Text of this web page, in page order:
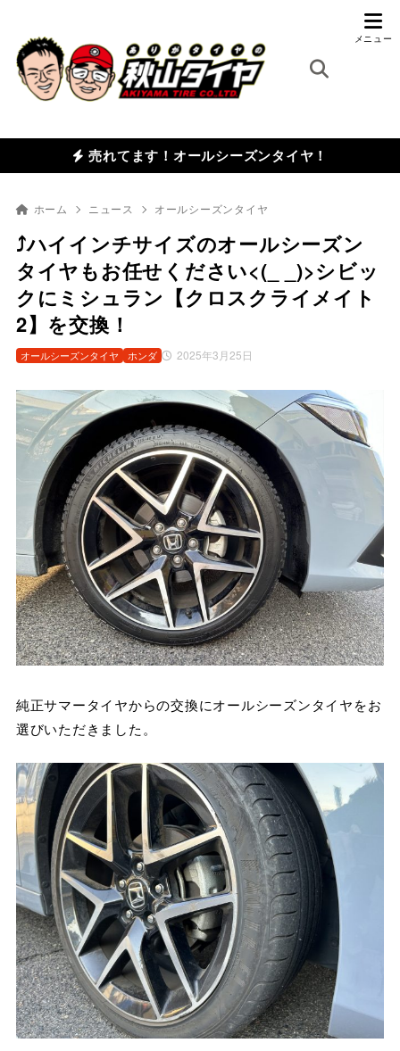
売れてます！オールシーズンタイヤ！
ホーム ニュース オールシーズンタイヤ
⤴ハイインチサイズのオールシーズン
タイヤもお任せください<(_ _)>シビッ
クにミシュラン【クロスクライメイト
2】を交換！
2025年3月25日
オールシーズンタイヤ ホンダ
純正サマータイヤからの交換にオールシーズンタイヤをお
選びいただきました。